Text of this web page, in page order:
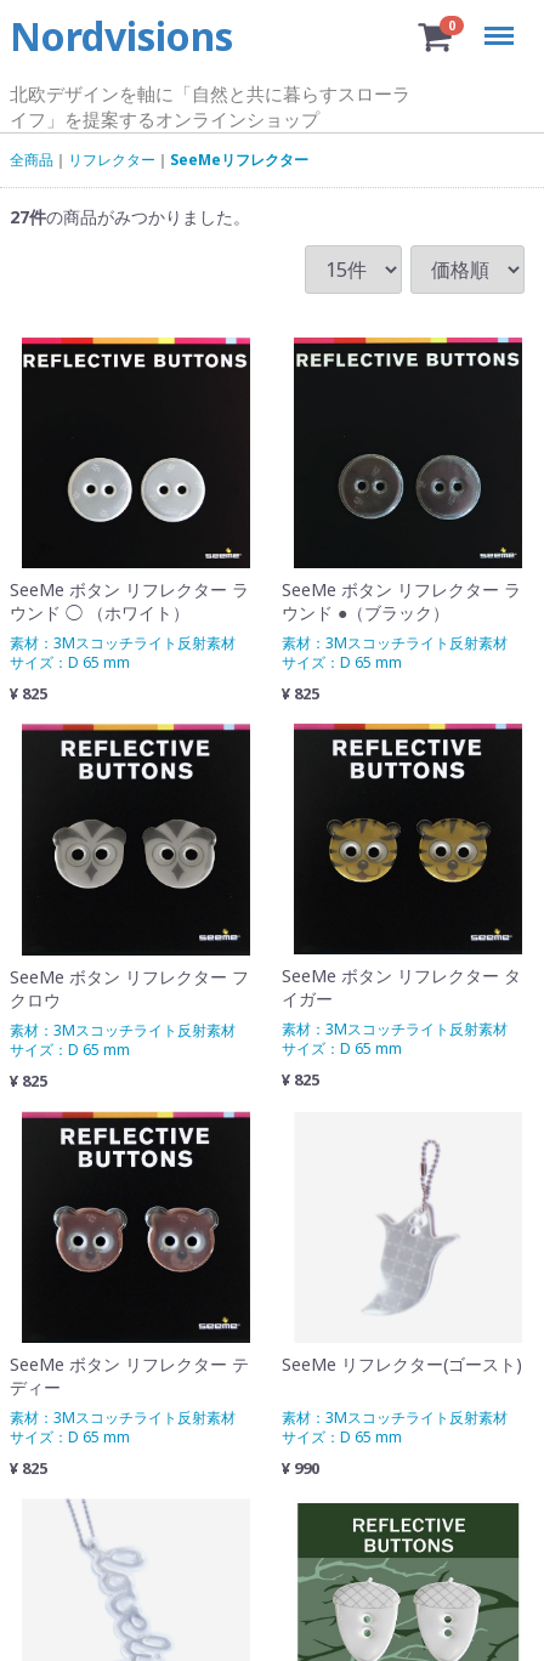
Nordvisions
北欧デザインを軸に「自然と共に暮らすスローラ
イフ」を提案するオンラインショップ
0 Menu
全商品 リフレクター SeeMeリフレクター
27件の商品がみつかりました。
SeeMe ボタン リフレクター ラ
ウンド ◯ （ホワイト）
素材：3Mスコッチライト反射素材
サイズ：D 65 mm
¥ 825
SeeMe ボタン リフレクター ラ
ウンド ●（ブラック）
素材：3Mスコッチライト反射素材
サイズ：D 65 mm
¥ 825
SeeMe ボタン リフレクター フ
クロウ
素材：3Mスコッチライト反射素材
サイズ：D 65 mm
¥ 825
SeeMe ボタン リフレクター タ
イガー
素材：3Mスコッチライト反射素材
サイズ：D 65 mm
¥ 825
SeeMe ボタン リフレクター テ
ディー
素材：3Mスコッチライト反射素材
サイズ：D 65 mm
¥ 825
SeeMe リフレクター(ゴースト)
素材：3Mスコッチライト反射素材
サイズ：D 65 mm
¥ 990